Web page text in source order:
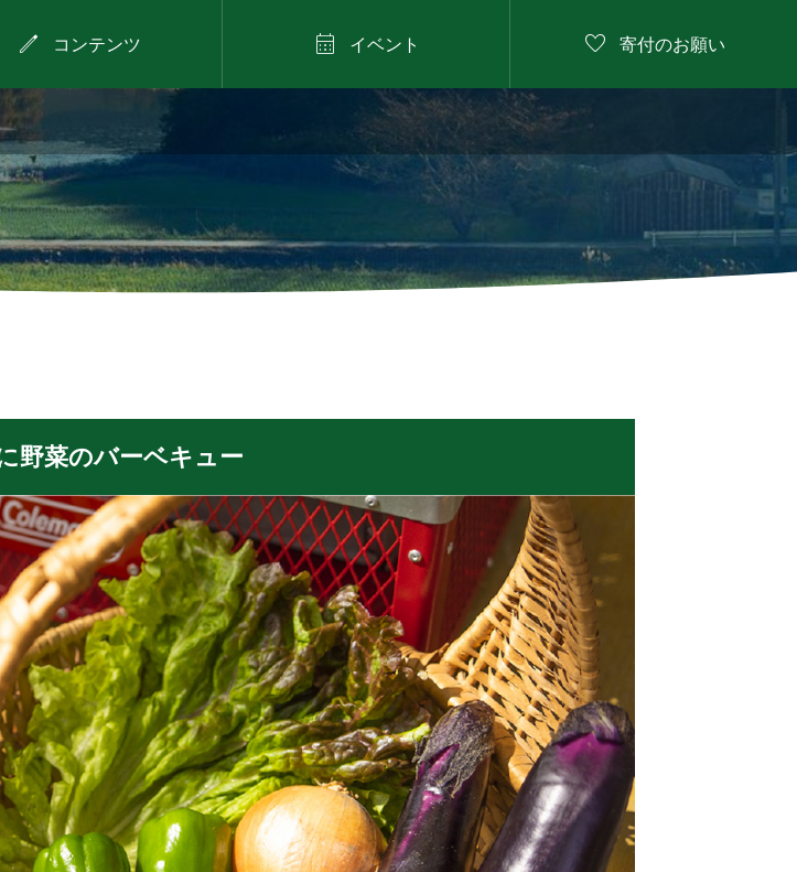
 コンテンツ  イベント  寄付のお願い
2026年8月9日
デイキャンプ
2026年8月9日
にしたに野菜のバーベ

野菜のバーベキュー